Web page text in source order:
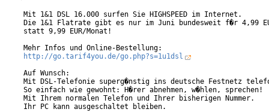
Mit 1&1 DSL 16.000 surfen Sie HIGHSPEED im Internet.
Die 1&1 Flatrate gibt es nur im Juni bundesweit f�r 4,99
statt 9,99 EUR/Monat!
Mehr Infos und Online-Bestellung:
http://go.tarif4you.de/go.php?s=1u1dsl
Auf Wunsch:
Mit DSL-Telefonie superg�nstig ins deutsche Festnetz
So einfach wie gewohnt: H�rer abnehmen, w�hlen, sprechen!
Mit Ihrem normalen Telefon und Ihrer bisherigen Nummer.
Ihr PC kann ausgeschaltet bleiben.